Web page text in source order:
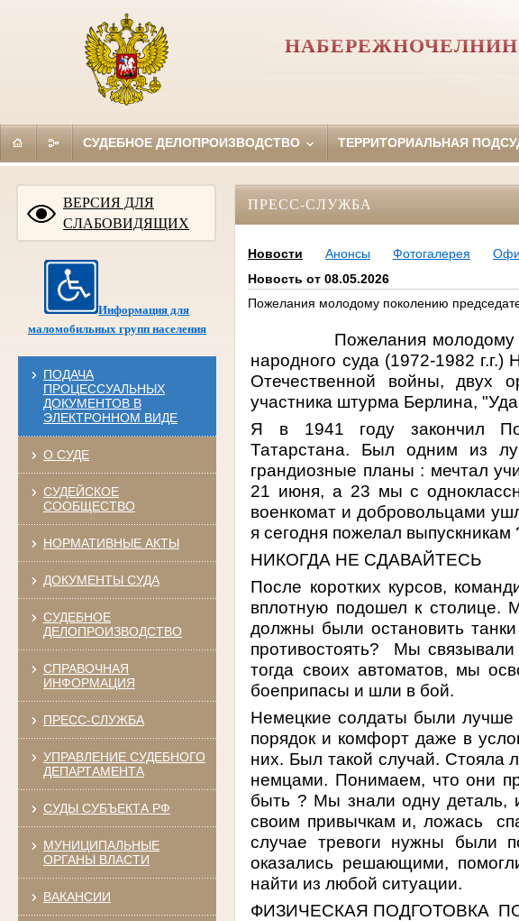
СУДЕБНОЕ ДЕЛОПРОИЗВОДСТВО ТЕРРИТОРИАЛЬНАЯ
ВЕРСИЯ ДЛЯ
СЛАБОВИДЯЩИХ
Информация для
маломобильных групп населения
ПОДАЧА
ПРОЦЕССУАЛЬНЫХ
ДОКУМЕНТОВ В
ЭЛЕКТРОННОМ ВИДЕ
О СУДЕ
СУДЕЙСКОЕ
СООБЩЕСТВО
НОРМАТИВНЫЕ АКТЫ
ДОКУМЕНТЫ СУДА
СУДЕБНОЕ
ДЕЛОПРОИЗВОДСТВО
СПРАВОЧНАЯ
ИНФОРМАЦИЯ
ПРЕСС-СЛУЖБА
УПРАВЛЕНИЕ СУДЕБНОГО
ДЕПАРТАМЕНТА
СУДЫ СУБЪЕКТА РФ
МУНИЦИПАЛЬНЫЕ
ОРГАНЫ ВЛАСТИ
ВАКАНСИИ
ПРЕСС-СЛУЖБА
Новости Анонсы Фотогалерея
Новость от 08.05.2026
Пожелания молодому поколению
Пожелания молодому
народного суда (1972-1982
Отечественной войны, двух
участника штурма Берлина,
Я в 1941 году закончил
Татарстана. Был одним из
грандиозные планы : мечтал
21 июня, а 23 мы с
военкомат и добровольцами
я сегодня пожелал выпускникам
НИКОГДА НЕ СДАВАЙТЕСЬ
После коротких курсов,
вплотную подошел к столице.
должны были остановить
противостоять? Мы
тогда своих автоматов, мы
боеприпасы и шли в бой.
Немецкие солдаты были
порядок и комфорт даже в
них. Был такой случай. Стояла
немцами. Понимаем, что они
быть ? Мы знали одну
своим привычкам и, ложась
случае тревоги нужны были
оказались решающими,
найти из любой ситуации.
ФИЗИЧЕСКАЯ ПОДГОТОВКА